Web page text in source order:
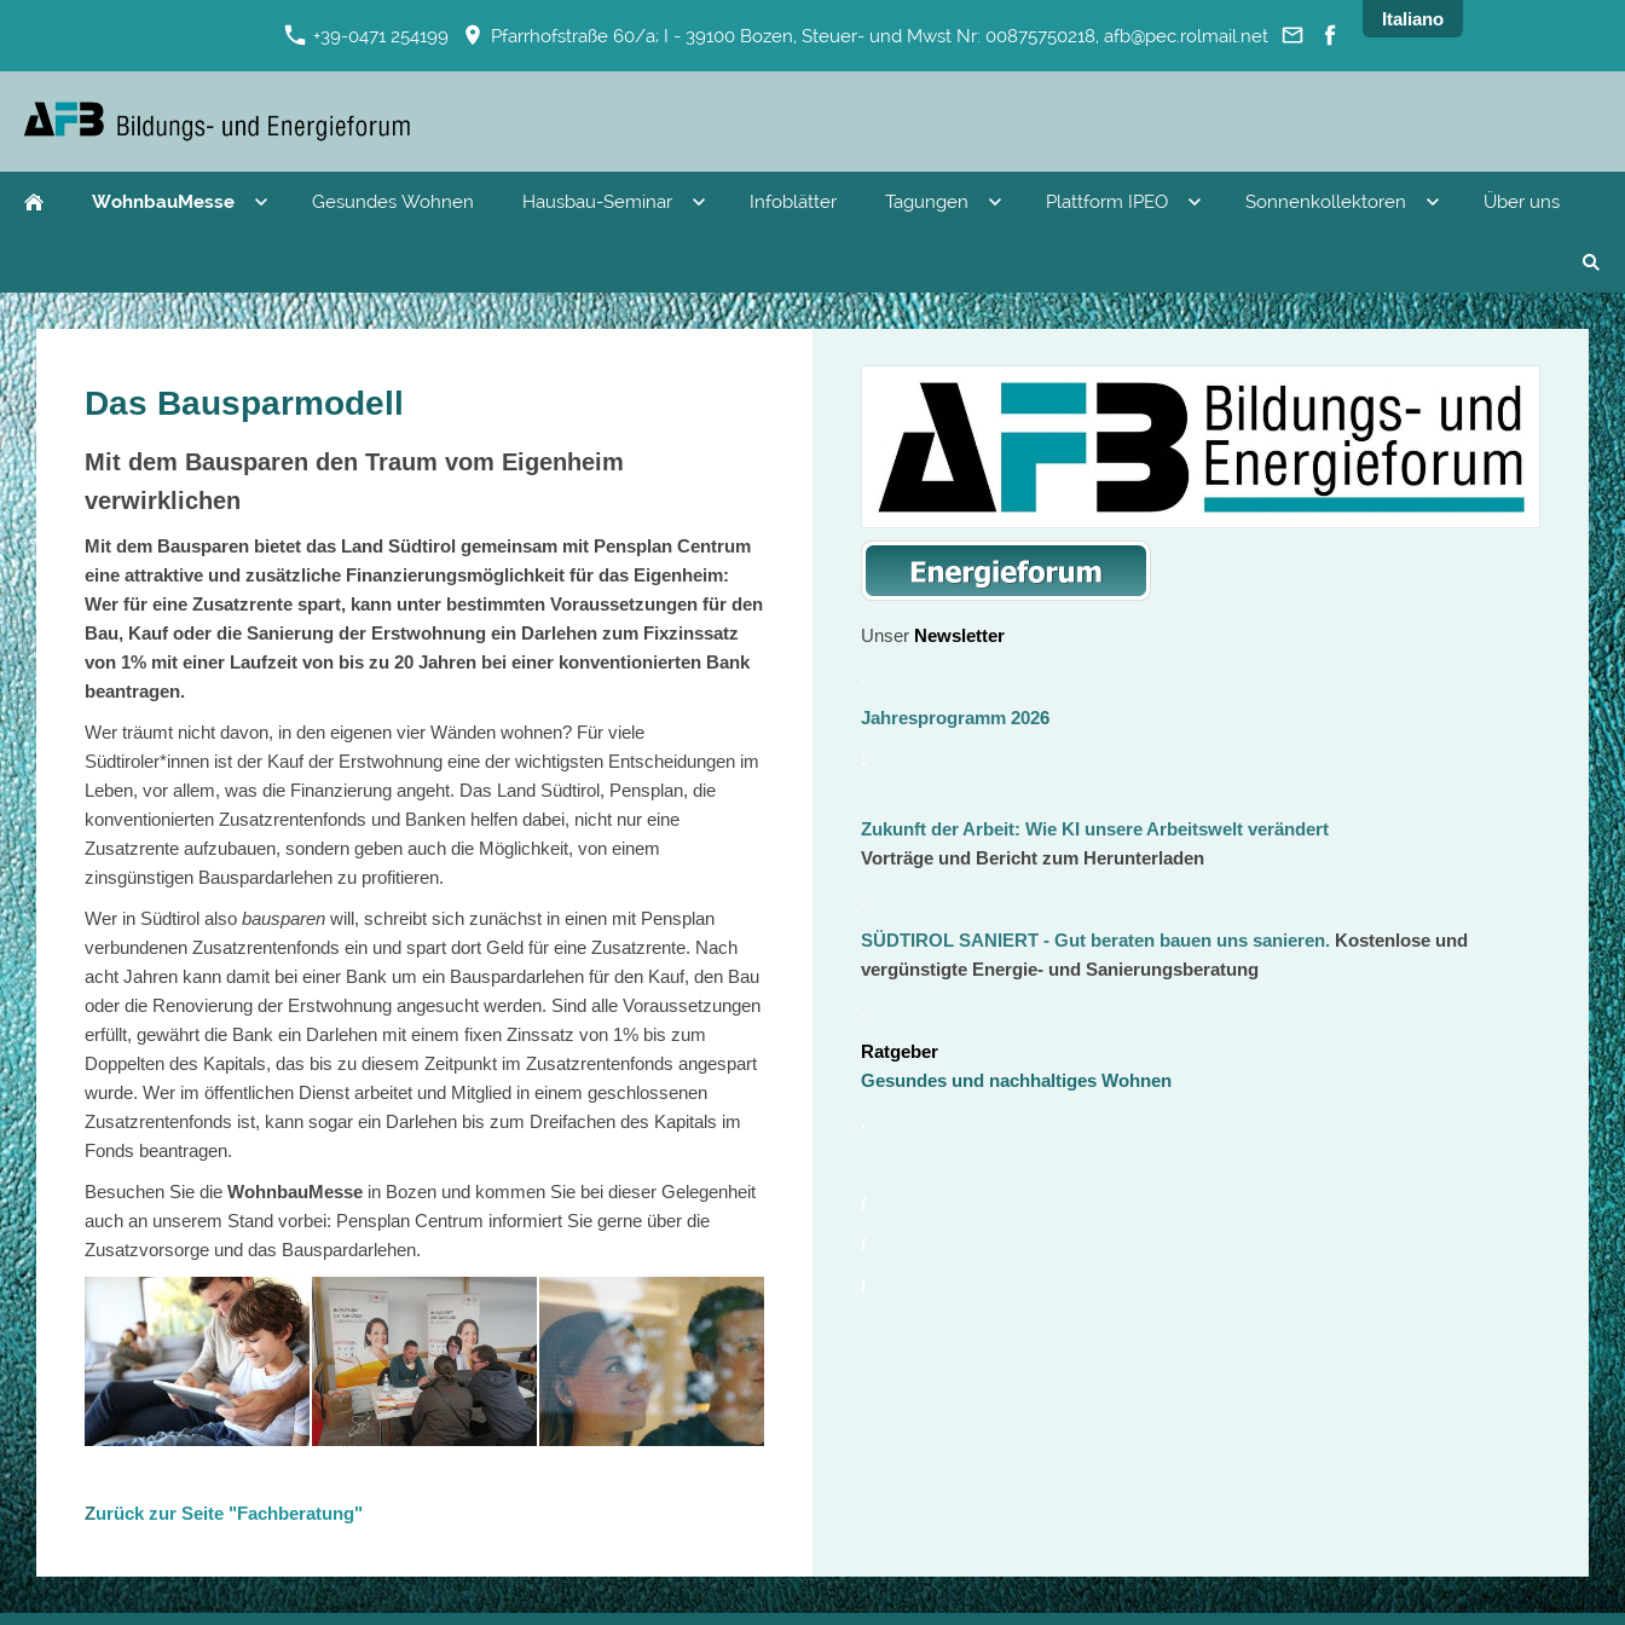
+39-0471 254199 Pfarrhofstraße 60/a; I - 39100 Bozen, Steuer- und Mwst Nr: 00875750218, afb@pec.rolmail.net
WohnbauMesse Gesundes Wohnen Hausbau-Seminar Infoblätter Tagungen Plattform IPEO Sonnenkollektoren Über uns
Das Bausparmodell
Mit dem Bausparen den Traum vom Eigenheim
verwirklichen
Mit dem Bausparen bietet das Land Südtirol gemeinsam mit Pensplan Centrum
eine attraktive und zusätzliche Finanzierungsmöglichkeit für das Eigenheim:
Wer für eine Zusatzrente spart, kann unter bestimmten Voraussetzungen für den
Bau, Kauf oder die Sanierung der Erstwohnung ein Darlehen zum Fixzinssatz
von 1% mit einer Laufzeit von bis zu 20 Jahren bei einer konventionierten Bank
beantragen.
Wer träumt nicht davon, in den eigenen vier Wänden wohnen? Für viele
Südtiroler*innen ist der Kauf der Erstwohnung eine der wichtigsten Entscheidungen im
Leben, vor allem, was die Finanzierung angeht. Das Land Südtirol, Pensplan, die
konventionierten Zusatzrentenfonds und Banken helfen dabei, nicht nur eine
Zusatzrente aufzubauen, sondern geben auch die Möglichkeit, von einem
zinsgünstigen Bauspardarlehen zu profitieren.
Wer in Südtirol also bausparen will, schreibt sich zunächst in einen mit Pensplan
verbundenen Zusatzrentenfonds ein und spart dort Geld für eine Zusatzrente. Nach
acht Jahren kann damit bei einer Bank um ein Bauspardarlehen für den Kauf, den Bau
oder die Renovierung der Erstwohnung angesucht werden. Sind alle Voraussetzungen
erfüllt, gewährt die Bank ein Darlehen mit einem fixen Zinssatz von 1% bis zum
Doppelten des Kapitals, das bis zu diesem Zeitpunkt im Zusatzrentenfonds angespart
wurde. Wer im öffentlichen Dienst arbeitet und Mitglied in einem geschlossenen
Zusatzrentenfonds ist, kann sogar ein Darlehen bis zum Dreifachen des Kapitals im
Fonds beantragen.
Besuchen Sie die WohnbauMesse in Bozen und kommen Sie bei dieser Gelegenheit
auch an unserem Stand vorbei: Pensplan Centrum informiert Sie gerne über die
Zusatzvorsorge und das Bauspardarlehen.
Zurück zur Seite "Fachberatung"
Unser Newsletter
Jahresprogramm 2026
Zukunft der Arbeit: Wie KI unsere Arbeitswelt verändert
Vorträge und Bericht zum Herunterladen
SÜDTIROL SANIERT - Gut beraten bauen uns sanieren. Kostenlose und
vergünstigte Energie- und Sanierungsberatung
Ratgeber
Gesundes und nachhaltiges Wohnen
Italiano